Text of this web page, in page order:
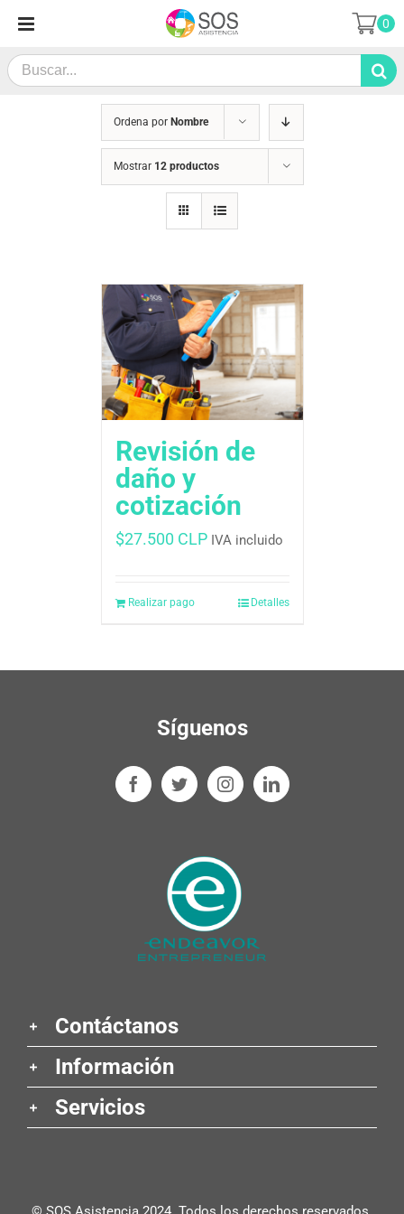
contenido
Search
for:
0
Ordena por Nombre
Mostrar 12 productos
Revisión de
daño y
cotización
$27.500 CLP IVA incluido
Realizar pago Detalles
Síguenos
Contáctanos
Información
Servicios